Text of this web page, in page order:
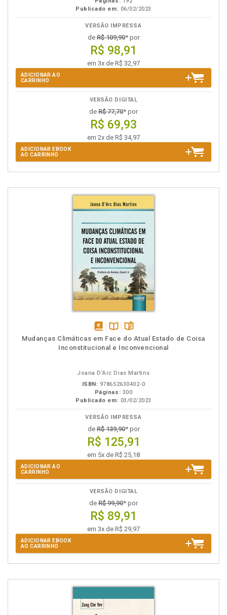
Publicado em: 06/02/2023
VERSÃO IMPRESSA
deR$ 109,90* por
R$ 98,91
em 3x de R$ 32,97
ADICIONAR AO
CARRINHO
VERSÃO DIGITAL
de R$ 77,70* por
R$ 69,93
em 2x de R$ 34,97
ADICIONAR EBOOK
AO CARRINHO
disponível
em
Disponível
na
páginas
Mudanças Climáticas em Face do Atual Estado de Coisa
Inconstitucional e Inconvencional
Joana D’Arc Dias Martins
ISBN: 978652630402-0
Páginas: 300
Publicado em: 03/02/2023
VERSÃO IMPRESSA
deR$ 139,90* por
R$ 125,91
em 5x de R$ 25,18
ADICIONAR AO
CARRINHO
VERSÃO DIGITAL
de R$ 99,90* por
R$ 89,91
em 3x de R$ 29,97
ADICIONAR EBOOK
AO CARRINHO